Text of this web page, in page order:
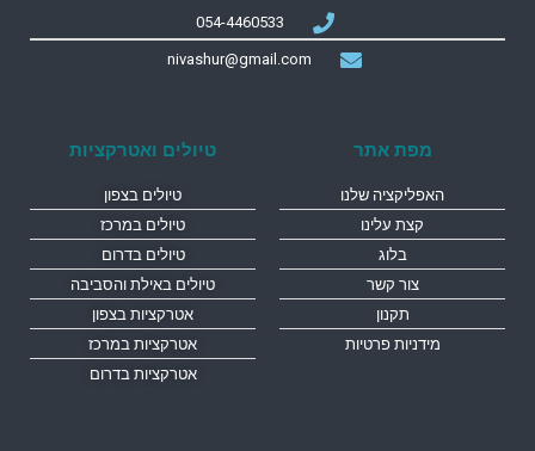
054-4460533
nivashur@gmail.com
מפת אתר
האפליקציה שלנו
קצת עלינו
בלוג
צור קשר
תקנון
מידניות פרטיות
טיולים ואטרקציות
טיולים בצפון
טיולים במרכז
טיולים בדרום
טיולים באילת והסביבה
אטרקציות בצפון
אטרקציות במרכז
אטרקציות בדרום